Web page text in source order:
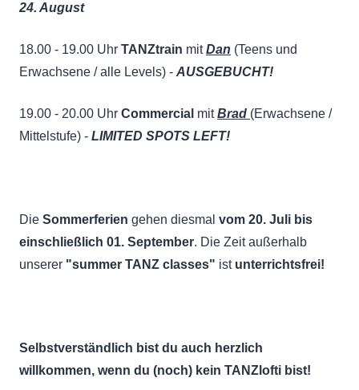
24. August
18.00 - 19.00 Uhr TANZtrain mit Dan (Teens und
Erwachsene / alle Levels) - AUSGEBUCHT!
19.00 - 20.00 Uhr Commercial mitBrad (Erwachsene /
Mittelstufe) - LIMITED SPOTS LEFT!
Die Sommerferien gehen diesmal vom 20. Juli bis
einschließlich 01. September. Die Zeit außerhalb
unserer "summer TANZ classes" ist unterrichtsfrei!
Selbstverständlich bist du auch herzlich
willkommen, wenn du (noch) kein TANZlofti bist!